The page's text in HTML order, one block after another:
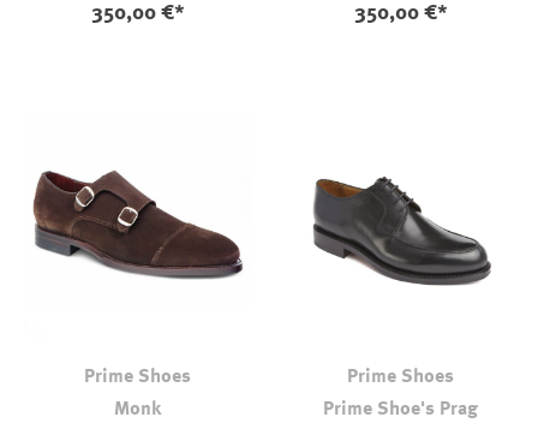
350,00 €* 350,00 €*
Prime Shoes
Monk
Prime Shoes
Prime Shoe's Prag